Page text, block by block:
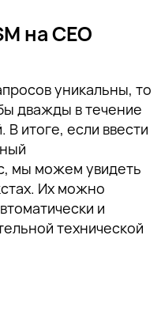
на СЕО
уникальны, то
дважды в течение
итоге, если ввести
мы можем увидеть
Их можно
и
технической